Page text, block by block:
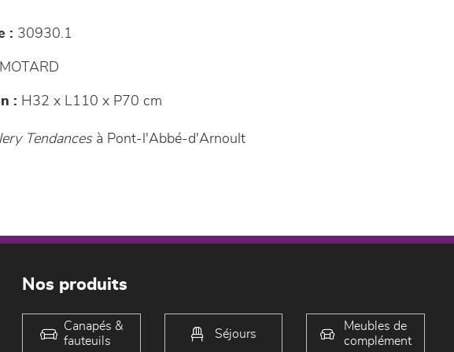
: 30930.1
MOTARD
: H32 x L110 x P70 cm
Tendancesà Pont-l'Abbé-d'Arnoult
Nos produits
Canapés &
fauteuils
Séjours
Meubles de
complément